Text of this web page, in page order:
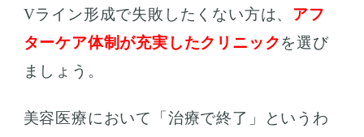
Vライン形成で失敗したくない方は、 アフ
ターケア体制が充実したクリニックを選び
ましょう。
美容医療において「治療で終了」というわ